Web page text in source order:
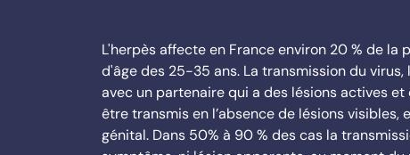
L'herpès affecte en France environ 20 % de
d'âge des 25-35 ans. La transmission du
avec un partenaire qui a des lésions actives
être transmis en l’absence de lésions
génital. Dans 50% à 90 % des cas la